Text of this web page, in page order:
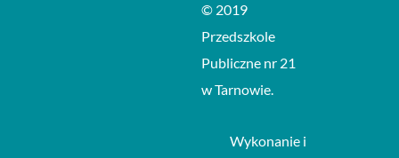
© 2019
Przedszkole
Publiczne nr 21
w Tarnowie.
Wykonanie i